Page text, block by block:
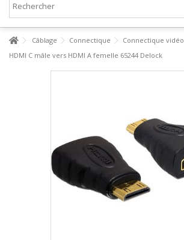
Câblage Connectique Connectique vidéo
HDMI C mâle vers HDMI A femelle 65244 Delock